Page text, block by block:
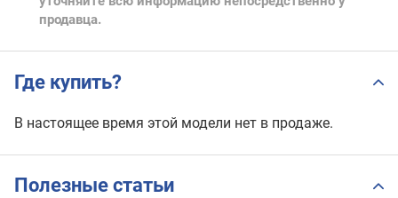
продавца.
Где купить?
В настоящее время этой модели нет в продаже.
Полезные статьи